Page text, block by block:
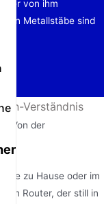
von ihm
Metallstäbe sind
Verständnis
Von der
zu Hause oder im
Router, der still in